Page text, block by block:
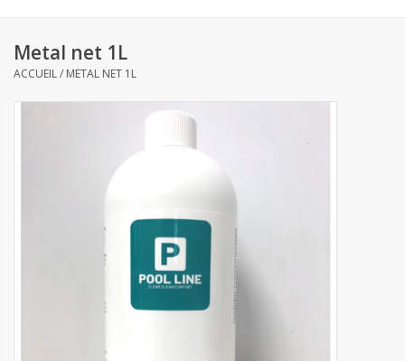
Biscuits pour le café
Biscuits apéritifs / Snacks salés
Metal net 1L
ACCUEIL/ METAL NET 1L